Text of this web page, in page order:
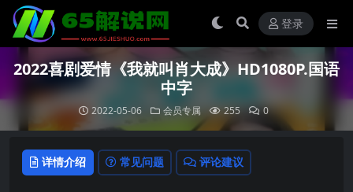
登录
2022喜剧爱情《我就叫肖大成》HD1080P.国语
中字
2022-05-06 会员专属 255 0
详情介绍 常见问题 评论建议